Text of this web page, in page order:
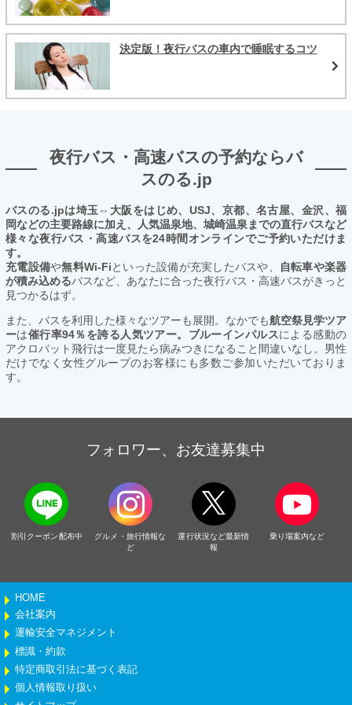
決定版！夜行バスの車内で睡眠するコツ
夜行バス・高速バスの予約ならバ
スのる.jp
バスのる.jpは埼玉⇔大阪をはじめ、USJ、京都、名古屋、金沢、福
岡などの主要路線に加え、人気温泉地、城崎温泉までの直行バスなど
様々な夜行バス・高速バスを24時間オンラインでご予約いただけま
す。
充電設備や無料Wi-Fiといった設備が充実したバスや、
自転車や楽器
が積み込めるバスなど、あなたに合った夜行バス・高速バスがきっと
見つかるはず。
また、バスを利用した様々なツアーも展開。なかでも航空祭見学ツア
ーは催行率94％を誇る人気ツアー。ブルーインパルスによる感動の
アクロバット飛行は一度見たら病みつきになること間違いなし。男性
だけでなく女性グループのお客様にも多数ご参加いただいておりま
す。
フォロワー、お友達募集中
割引クーポン配布中
グルメ・旅行情報な
ど
運行状況など最新情
報
乗り場案内など
HOME
会社案内
運輸安全マネジメント
標識・約款
特定商取引法に基づく表記
個人情報取り扱い